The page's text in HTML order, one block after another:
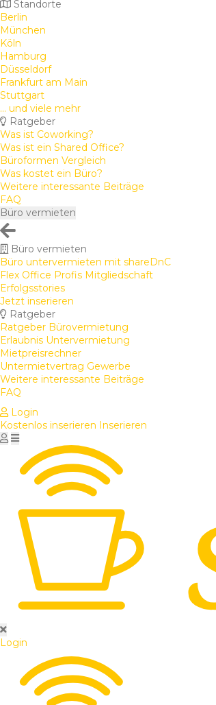
Standorte
Berlin
München
Köln
Hamburg
Düsseldorf
Frankfurt am Main
Stuttgart
... und viele mehr
Ratgeber
Was ist Coworking?
Was ist ein Shared Office?
Büroformen Vergleich
Was kostet ein Büro?
Weitere interessante Beiträge
FAQ
Büro vermieten
Büro vermieten
Büro untervermieten mit shareDnC
Flex Office Profis Mitgliedschaft
Erfolgsstories
Jetzt inserieren
Ratgeber
Ratgeber Bürovermietung
Erlaubnis Untervermietung
Mietpreisrechner
Untermietvertrag Gewerbe
Weitere interessante Beiträge
FAQ
Login
Kostenlos inserieren Inserieren
Login